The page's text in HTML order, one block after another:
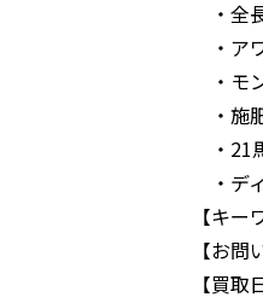
・全
・ア
・モ
・施
・21
・デ
【キー
【お問
【買取